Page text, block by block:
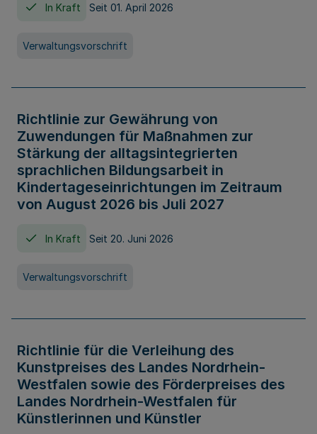
In Kraft Seit 01. April 2026
Verwaltungsvorschrift
Richtlinie zur Gewährung von
Zuwendungen für Maßnahmen zur
Stärkung der alltagsintegrierten
sprachlichen Bildungsarbeit in
Kindertageseinrichtungen im Zeitraum
von August 2026 bis Juli 2027
In Kraft Seit 20. Juni 2026
Verwaltungsvorschrift
Richtlinie für die Verleihung des
Kunstpreises des Landes Nordrhein-
Westfalen sowie des Förderpreises des
Landes Nordrhein-Westfalen für
Künstlerinnen und Künstler